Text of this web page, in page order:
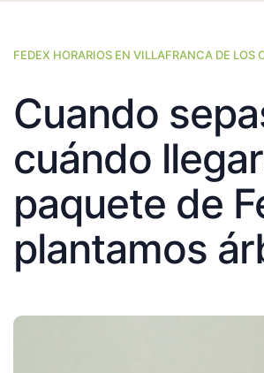
FEDEX HORARIOS EN VILLAFRANCA DE LOS
Cuando
cuándo
paquete de
plantamos